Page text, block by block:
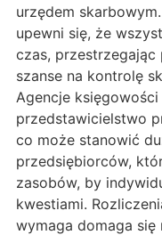
urzędem
upewni się, że
czas,
szanse na kontrolę
Agencje
przedstawicielstwo
co może stanowić
przedsiębiorców,
zasobów, by
kwestiami.
wymaga domaga